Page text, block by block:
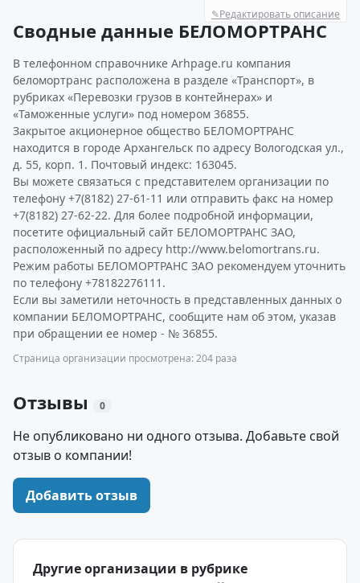
✎Редактировать описание
Сводные данные БЕЛОМОРТРАНС
В телефонном справочнике Arhpage.ru компания
беломортранс расположена в разделе «Транспорт», в
рубриках «Перевозки грузов в контейнерах» и
«Таможенные услуги» под номером 36855.
Закрытое акционерное общество БЕЛОМОРТРАНС
находится в городе Архангельск по адресу Вологодская ул.,
д. 55, корп. 1. Почтовый индекс: 163045.
Вы можете связаться с представителем организации по
телефону +7(8182) 27-61-11 или отправить факс на номер
+7(8182) 27-62-22. Для более подробной информации,
посетите официальный сайт БЕЛОМОРТРАНС ЗАО,
расположенный по адресу http://www.belomortrans.ru.
Режим работы БЕЛОМОРТРАНС ЗАО рекомендуем уточнить
по телефону +78182276111.
Если вы заметили неточность в представленных данных о
компании БЕЛОМОРТРАНС, сообщите нам об этом, указав
при обращении ее номер - № 36855.
Страница организации просмотрена: 204 раза
Отзывы 0
Не опубликовано ни одного отзыва. Добавьте свой
отзыв о компании!
Добавить отзыв
Другие организации в рубрике